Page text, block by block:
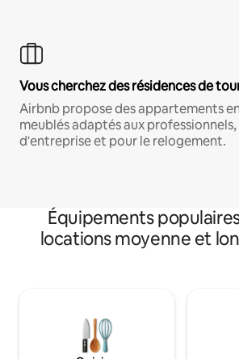
Vous cherchez des résidences de
Airbnb propose des appartements
meublés adaptés aux
d'entreprise et pour le relogement.
Équipements
locations moyenne et